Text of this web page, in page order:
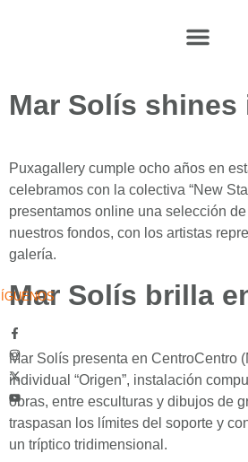
Mar Solís shines
Puxagallery cumple ocho años en
celebramos con la colectiva “New
presentamos online una selección
nuestros fondos, con los artistas
galería.
Mar Solís brilla
Mar Solís presenta en CentroCentro
individual “Origen”, instalación
obras, entre esculturas y dibujos de
traspasan los límites del soporte y
un tríptico tridimensional.